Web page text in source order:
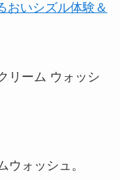
ーム ウォッシ
ウォッシュ。